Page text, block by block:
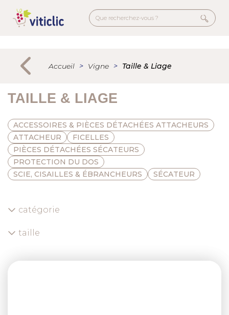
contenu
secondaire
Accueil Vigne Taille & Liage
TAILLE & LIAGE
ACCESSOIRES & PIÈCES DÉTACHÉES ATTACHEURS
ATTACHEUR
FICELLES
PIÈCES DÉTACHÉES SÉCATEURS
PROTECTION DU DOS
SCIE, CISAILLES & ÉBRANCHEURS
SÉCATEUR
catégorie
taille